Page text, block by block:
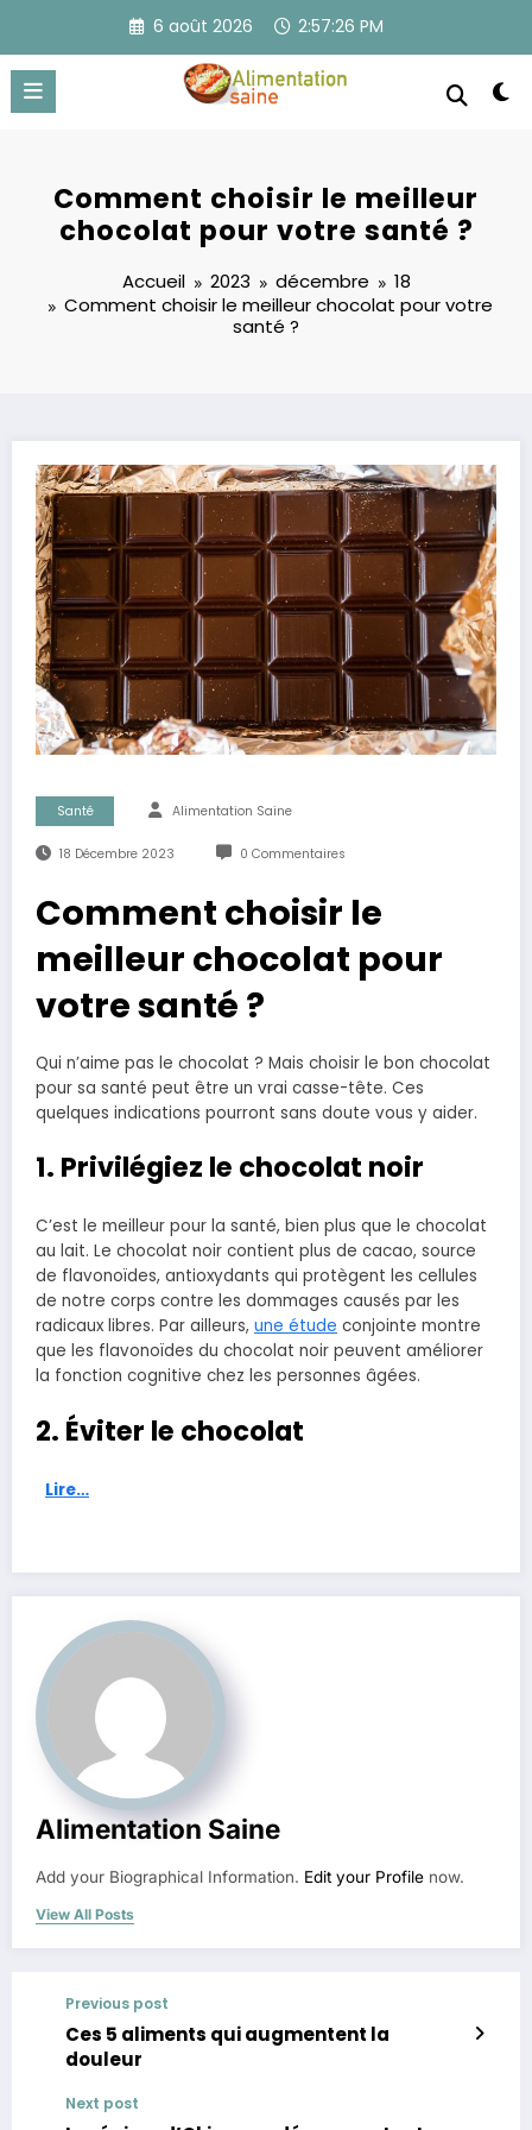
contenu
6 août 2026 2:57:27 PM
Comment choisir le meilleur
chocolat pour votre santé ?
Accueil 2023 décembre
18
Comment choisir le meilleur chocolat pour votre
santé ?
Santé Alimentation Saine
18 Décembre 2023 0 Commentaires
Comment choisir le
meilleur chocolat pour
votre santé ?
Qui n’aime pas le chocolat ? Mais choisir le bon chocolat
pour sa santé peut être un vrai casse-tête. Ces
quelques indications pourront sans doute vous y aider.
1. Privilégiez le chocolat noir
C’est le meilleur pour la santé, bien plus que le chocolat
au lait. Le chocolat noir contient plus de cacao, source
de flavonoïdes, antioxydants qui protègent les cellules
de notre corps contre les dommages causés par les
radicaux libres. Par ailleurs, une étude conjointe montre
que les flavonoïdes du chocolat noir peuvent améliorer
la fonction cognitive chez les personnes âgées.
2. Éviter le chocolat
Lire…
Alimentation Saine
Add your Biographical Information. Edit your Profile now.
View All Posts
Previous post
Ces 5 aliments qui augmentent la
douleur
Next post